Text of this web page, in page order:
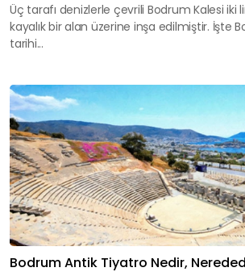
Üç tarafı denizlerle çevrili Bodrum Kalesi iki
kayalık bir alan üzerine inşa edilmiştir. İşte
tarihi...
Bodrum Antik Tiyatro Nedir,